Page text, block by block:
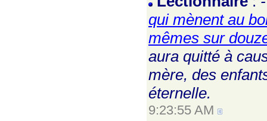
qui mènent au
mêmes sur
aura quitté à
mère, des
éternelle.
9:23:55 AM